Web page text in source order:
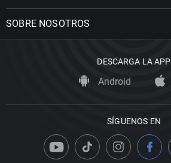
SOBRE NOSOTROS
DESCARGA LA APP
Android
SÍGUENOS EN